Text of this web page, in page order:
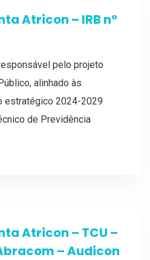
Atricon – IRB nº
pelo projeto
alinhado às
estratégico 2024-2029
de Previdência
Atricon – TCU –
– Audicon